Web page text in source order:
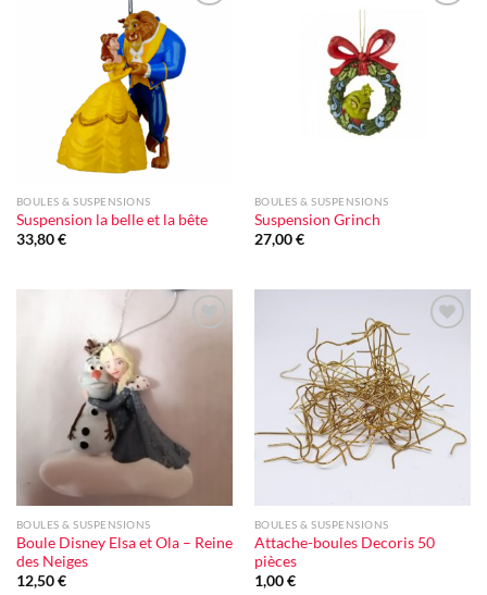
à la liste
d'envie
BOULES & SUSPENSIONS
Suspension la belle et la bête
33,80€
BOULES & SUSPENSIONS
Suspension Grinch
27,00€
BOULES & SUSPENSIONS
Boule Disney Elsa et Ola – Reine
des Neiges
12,50€
d'envie
BOULES & SUSPENSIONS
Attache-boules Decoris 50
pièces
1,00€